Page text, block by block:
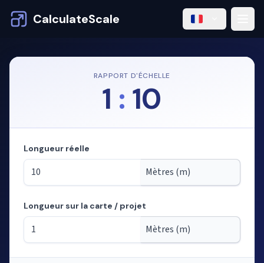
CalculateScale
RAPPORT D'ÉCHELLE
1 : 10
Mode : calcul des longueurs à partir de l'échelle
Longueur réelle
Longueur sur la carte / projet